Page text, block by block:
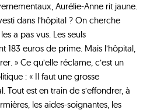
Aurélie-Anne rit jaune.
dans l’hôpital ? On cherche
a pas vus. Les seuls
183 euros de prime. Mais l’hôpital,
» Ce qu’elle réclame, c’est un
: « Il faut une grosse
Tout est en train de s’effondrer, à
les aides-soignantes, les